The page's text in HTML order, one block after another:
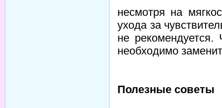
несмотря на
ухода за
не
необходимо
Полезные советы